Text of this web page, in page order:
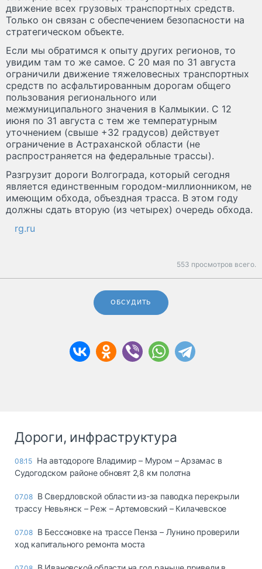
движение всех грузовых транспортных средств.
Только он связан с обеспечением безопасности на
стратегическом объекте.
Если мы обратимся к опыту других регионов, то
увидим там то же самое. С 20 мая по 31 августа
ограничили движение тяжеловесных транспортных
средств по асфальтированным дорогам общего
пользования регионального или
межмуниципального значения в Калмыкии. С 12
июня по 31 августа с тем же температурным
уточнением (свыше +32 градусов) действует
ограничение в Астраханской области (не
распространяется на федеральные трассы).
Разгрузит дороги Волгограда, который сегодня
является единственным городом-миллионником, не
имеющим обхода, объездная трасса. В этом году
должны сдать вторую (из четырех) очередь обхода.
rg.ru
553 просмотров всего.
ОБСУДИТЬ
Дороги, инфраструктура
08:15 На автодороге Владимир – Муром – Арзамас в
Судогодском районе обновят 2,8 км полотна
07.08 В Свердловской области из-за паводка перекрыли
трассу Невьянск – Реж – Артемовский – Килачевское
07.08 В Бессоновке на трассе Пенза – Лунино проверили
ход капитального ремонта моста